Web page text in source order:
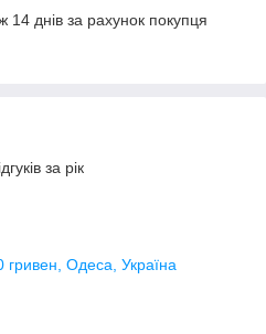
днів за рахунок покупця
за рік
Одеса, Україна